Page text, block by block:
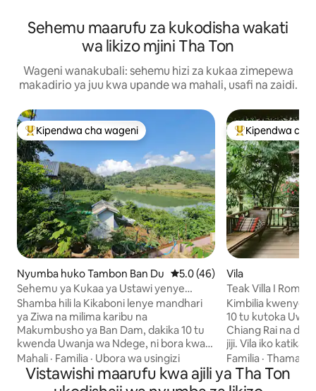
Sehemu maarufu za kukodisha wakati
wa likizo mjini Tha Ton
Wageni wanakubali: sehemu hizi za kukaa zimepewa
makadirio ya juu kwa upande wa mahali, usafi na zaidi.
Kipendwa maarufu cha wageni
Kipendwa cha wageni
Nyumba huko Tambon Ban Du Ukadiriaji wa wastani wa 5.0
5.0 (46)
Sehemu ya Kukaa ya Ustawi yenye
Mwonekano wa Ziwa na Mlima huko
Chaingrai
Shamba hili la Kikaboni lenye mandhari
ya Ziwa na milima karibu na
Makumbusho ya Ban Dam, dakika 10 tu
kwenda Uwanja wa Ndege, ni bora kwa
safari za faragha na za familia. Nyumba
ya kioo ya mtindo wa Nordic ya
kujitegemea katika eneo la asili
Mahali · Familia · Ubora wa usingizi
Kipendwa
Kipendwa cha
Vila
Teak Villa I
Mapumziko ya
Kimbilia kwenye
10 tu kutoka
Chiang Rai na
jiji. Vila iko katika bustani zenye kijani
kibichi kando ya
mandhari ya milima.
mchanganyiko
Familia ·Thamani
Vistawishi maarufu kwa ajili ya Tha Ton